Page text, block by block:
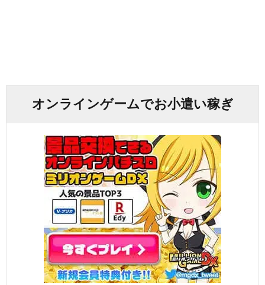
オンラインゲームでお小遣い稼ぎ